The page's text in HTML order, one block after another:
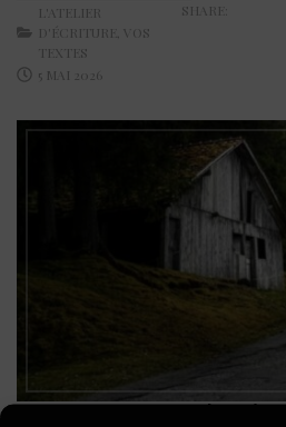
L'ATELIER
D'ÉCRITURE
VOS
TEXTES
5 MAI 2026
SHARE:
« Vosges »